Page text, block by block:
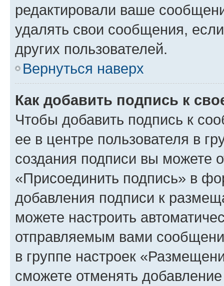
редактировали ваше
удалять свои сообщения,
других пользователей.
Вернуться наверх
Как добавить подпись к
Чтобы добавить подпись к
ее в центре пользователя в
создания подписи вы можете
«Присоединить подпись» в
добавления подписи к
можете настроить
отправляемым вами
в группе настроек
сможете отменять